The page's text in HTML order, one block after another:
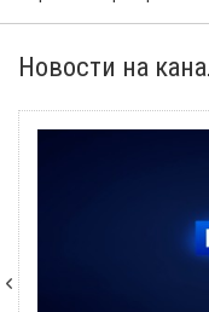
31 июля Событие
флагом и гимном
1 августа
Что изменится для
31 июля
Глава Мирненского
посёлке
31 июля